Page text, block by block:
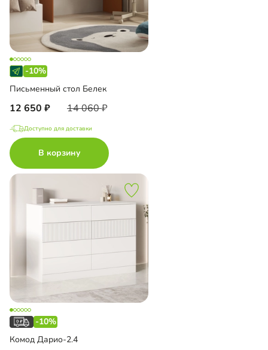
-10%
Письменный стол Белек
12 650 14 060
Доступно для доставки
В корзину
-10%
Комод Дарио-2.4